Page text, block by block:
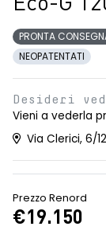
Eco-G
PRONTA
NEOPATENTATI
Desideri
Vieni a vederla
Via Clerici, 6/
Prezzo Renord
€19.150